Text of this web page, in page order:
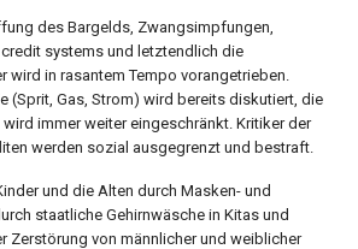
des Bargelds, Zwangsimpfungen,
systems und letztendlich die
wird in rasantem Tempo vorangetrieben.
(Sprit, Gas, Strom) wird bereits diskutiert, die
immer weiter eingeschränkt. Kritiker der
werden sozial ausgegrenzt und bestraft.
und die Alten durch Masken- und
staatliche Gehirnwäsche in Kitas und
Zerstörung von männlicher und weiblicher